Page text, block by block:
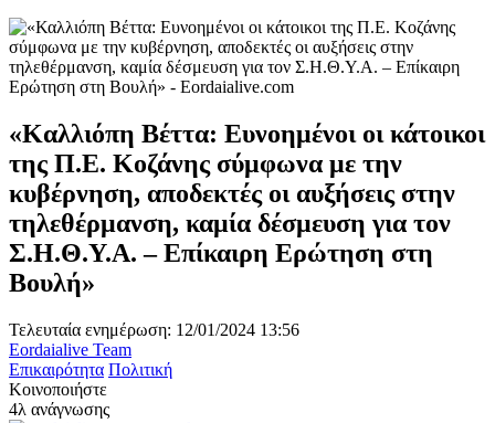
«Καλλιόπη Βέττα: Ευνοημένοι οι κάτοικοι
της Π.Ε. Κοζάνης σύμφωνα με την
κυβέρνηση, αποδεκτές οι αυξήσεις στην
τηλεθέρμανση, καμία δέσμευση για τον
Σ.Η.Θ.Υ.Α. – Επίκαιρη Ερώτηση στη
Βουλή»
Τελευταία ενημέρωση: 12/01/2024 13:56
Eordaialive Team
Επικαιρότητα Πολιτική
Κοινοποιήστε
4λ ανάγνωσης